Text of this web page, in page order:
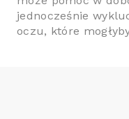
jednocześnie
oczu, które